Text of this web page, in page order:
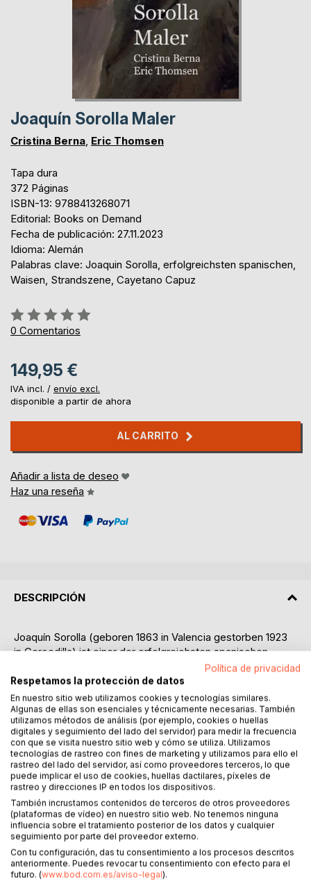
Joaquín Sorolla Maler
Cristina Berna, Eric Thomsen
Tapa dura
372 Páginas
ISBN-13: 9788413268071
Editorial: Books on Demand
Fecha de publicación: 27.11.2023
Idioma: Alemán
Palabras clave: Joaquin Sorolla, erfolgreichsten spanischen,
Waisen, Strandszene, Cayetano Capuz
Rating:
0%
0 Comentarios
149,95 €
IVA incl. / envío excl.
disponible a partir de ahora
AL CARRITO
Añadir a lista de deseo
Haz una reseña
DESCRIPCIÓN
Joaquín Sorolla (geboren 1863 in Valencia gestorben 1923
in Cercedilla) ist einer der erfolgreichsten spanischen
Maler aller Zeiten. Er war ein Genie darin, die Essenz der
Szene, die er malte, einzufangen. Er war ein Meister des
Lichts.
Einen Überblick über sein unglaublich umfangreiches
Schaffen mit über 4.000 Werken zu geben, ist
grundsätzlich eine subjektive Entscheidung des Kurators.
Was wollen Sie sagen, etwa bei einer Ausstellung? Diese
Auswahl soll keine Herausforderung für andere Experten
sein, sondern eine Hommage an das Genie.
Joaquín Sorolla malte, um seinen Gönnern zu gefallen, Geld
für einen guten Lebensunterhalt zu verdienen und ein
solides Erbe für seine Familie und Nachkommen zu
schaffen. Er war ein zutiefst verantwortungsbewusster
Política de privacidad
Respetamos la protección de datos
En nuestro sitio web utilizamos cookies y tecnologías similares.
Algunas de ellas son esenciales y técnicamente necesarias. También
utilizamos métodos de análisis (por ejemplo, cookies o huellas
digitales y seguimiento del lado del servidor) para medir la frecuencia
con que se visita nuestro sitio web y cómo se utiliza. Utilizamos
tecnologías de rastreo con fines de marketing y utilizamos para ello el
rastreo del lado del servidor, así como proveedores terceros, lo que
puede implicar el uso de cookies, huellas dactilares, píxeles de
rastreo y direcciones IP en todos los dispositivos.
También incrustamos contenidos de terceros de otros proveedores
(plataformas de vídeo) en nuestro sitio web. No tenemos ninguna
influencia sobre el tratamiento posterior de los datos y cualquier
seguimiento por parte del proveedor externo.
Con tu configuración, das tu consentimiento a los procesos descritos
anteriormente. Puedes revocar tu consentimiento con efecto para el
futuro. (www.bod.com.es/aviso-legal).